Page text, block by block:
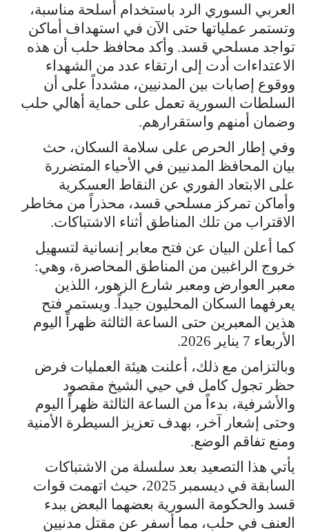
العربي السوري الرد باستخدام أسلحة مناسبة،
وتستمر عملياتها حتى الآن في استهداف أماكن
تواجد مسلحي قسد. وأكد محافظ حلب أن هذه
الاعتداءات أدت إلى ارتقاء عدد من الشهداء
ووقوع إصابات بين المدنيين، مشدداً على أن
السلطات السورية تعمل على حماية أهالي حلب
وضمان أمنهم واستقرارهم.
وفي إطار الحرص على سلامة السكان، حث
بيان المحافظ المدنيين في الأحياء المتضررة
على الابتعاد الفوري عن النقاط العسكرية
وأماكن تمركز مسلحي قسد، محذراً من مخاطر
الاقتراب من تلك المناطق أثناء الاشتباكات.
كما أعلن البيان عن فتح معابر إنسانية لتسهيل
خروج الراغبين من المناطق المحاصرة، وهي:
معبر العوارض ومعبر شارع الزهور، اللذين
يعرفهما السكان المحليون جيداً. ويستمر فتح
هذين المعبرين حتى الساعة الثالثة ظهراً اليوم
الأربعاء 7 يناير 2026.
وبالتزامن مع ذلك، أعلنت هيئة العمليات فرض
حظر تجول كامل في حيي الشيخ مقصود
والأشرفية، بدءاً من الساعة الثالثة ظهراً اليوم
وحتى إشعار آخر، بهدف تعزيز السيطرة الأمنية
ومنع تفاقم الوضع.
يأتي هذا التصعيد بعد سلسلة من الاشتباكات
السابقة في ديسمبر 2025، حيث اتهمت قوات
قسد والحكومة السورية بعضهما البعض ببدء
العنف في حلب، مما أسفر عن مقتل مدنيين